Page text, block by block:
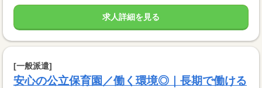
求人詳細を見る
[一般派遣]
安心の公立保育園／働く環境◎｜長期で働ける